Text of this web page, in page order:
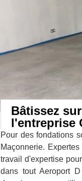
Bâtissez
l'entreprise
Pour des fondations
Maçonnerie.
travail d'expertise
dans tout Aeroport